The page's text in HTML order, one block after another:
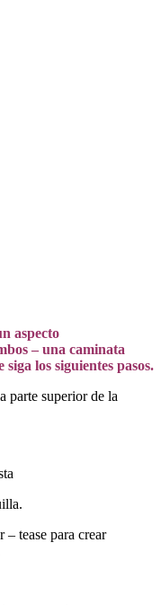
aspecto
– una caminata
los siguientes pasos.
parte superior de la
– tease para crear